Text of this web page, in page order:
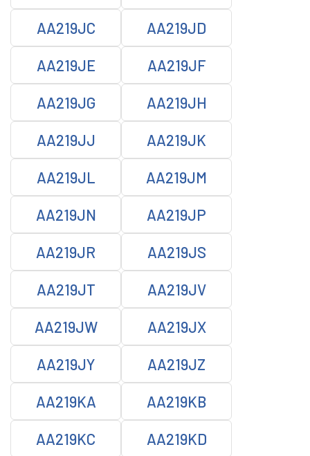
AA219JC AA219JD
AA219JE AA219JF
AA219JG AA219JH
AA219JJ AA219JK
AA219JL AA219JM
AA219JN AA219JP
AA219JR AA219JS
AA219JT AA219JV
AA219JW AA219JX
AA219JY AA219JZ
AA219KA AA219KB
AA219KC AA219KD